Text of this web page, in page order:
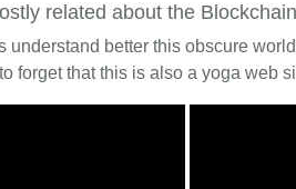
related about the Blockchain
understand better this obscure
forget that this is also a yoga web